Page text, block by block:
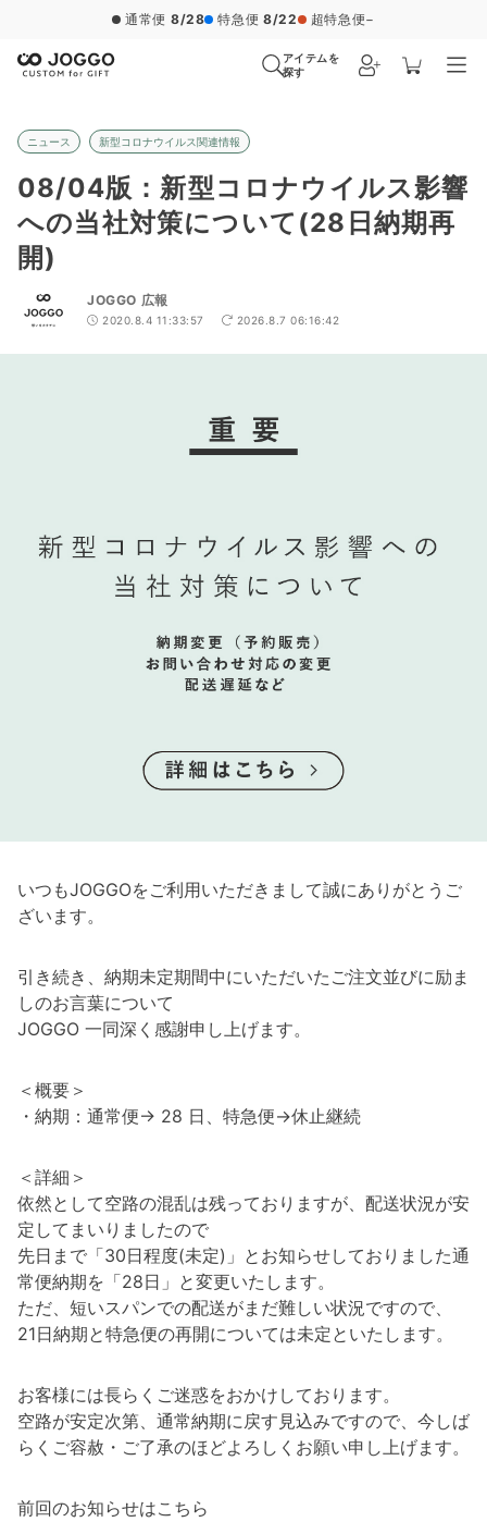
通常便 8/28 特急便 8/22 超特急便−
アイテムを
探す
ニュース 新型コロナウイルス関連情報
08/04版：新型コロナウイルス影響
への当社対策について(28日納期再
開)
JOGGO 広報
2020.8.4 11:33:57 2026.8.7 06:16:42
いつもJOGGOをご利用いただきまして誠にありがとうご
ざいます。
引き続き、納期未定期間中にいただいたご注文並びに励ま
しのお言葉について
JOGGO 一同深く感謝申し上げます。
＜概要＞
・納期：通常便→ 28 日、特急便→休止継続
＜詳細＞
依然として空路の混乱は残っておりますが、配送状況が安
定してまいりましたので
先日まで「30日程度(未定)」とお知らせしておりました通
常便納期を「28日」と変更いたします。
ただ、短いスパンでの配送がまだ難しい状況ですので、
21日納期と特急便の再開については未定といたします。
お客様には長らくご迷惑をおかけしております。
空路が安定次第、通常納期に戻す見込みですので、今しば
らくご容赦・ご了承のほどよろしくお願い申し上げます。
前回のお知らせはこちら